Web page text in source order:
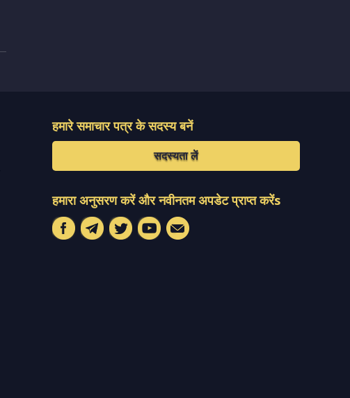
हमारे समाचार पत्र के सदस्य बनें
सदस्यता लें
हमारा अनुसरण करें और नवीनतम अपडेट प्राप्त करेंs